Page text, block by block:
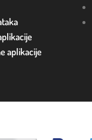
aplikacije